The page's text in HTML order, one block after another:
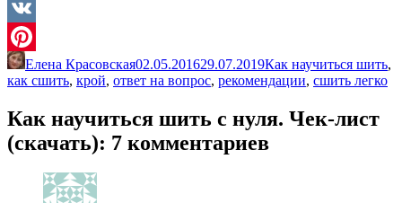
Twitter
VK
Pinterest
Елена Красовская02.05.201629.07.2019Как научиться шить,
как сшить, крой, ответ на вопрос, рекомендации, сшить легко
Как научиться шить с нуля. Чек-лист
(скачать): 7 комментариев